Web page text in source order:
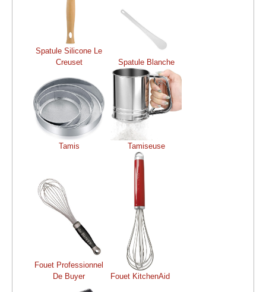
Spatule Silicone Le
Creuset
Spatule Blanche
Tamis Tamiseuse
Fouet Professionnel
De Buyer
Fouet KitchenAid